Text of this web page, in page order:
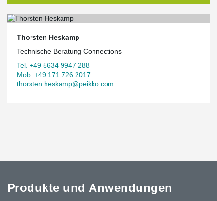
Thorsten Heskamp
Technische Beratung Connections
Tel. +49 5634 9947 288
Mob. +49 171 726 2017
thorsten.heskamp@peikko.com
Produkte und Anwendungen